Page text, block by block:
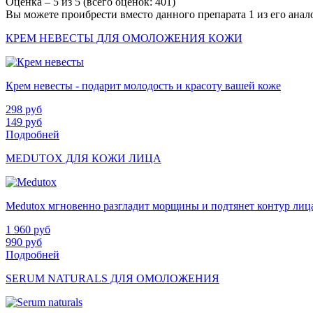
Вы можете проибрести вместо данного препарата 1 из его
КРЕМ НЕВЕСТЫ ДЛЯ ОМОЛОЖЕНИЯ КОЖИ
Крем невесты - подарит молодость и красоту вашей коже
298 руб
149 руб
Подробней
MEDUTOX ДЛЯ КОЖИ ЛИЦА
Medutox мгновенно разгладит морщины и подтянет контур
1 960 руб
990 руб
Подробней
SERUM NATURALS ДЛЯ ОМОЛОЖЕНИЯ